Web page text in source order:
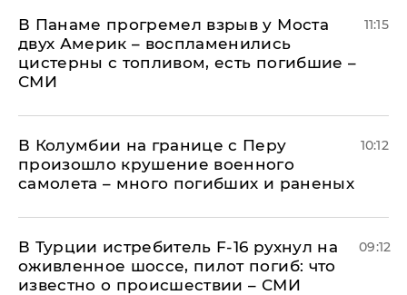
В Панаме прогремел взрыв у Моста
двух Америк – воспламенились
цистерны с топливом, есть погибшие –
СМИ
11:15
В Колумбии на границе с Перу
произошло крушение военного
самолета – много погибших и раненых
10:12
В Турции истребитель F-16 рухнул на
оживленное шоссе, пилот погиб: что
известно о происшествии – СМИ
09:12